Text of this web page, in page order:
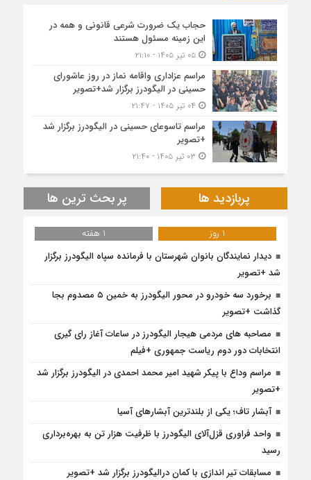
حجاب یک ضرورت شرعی قانونی و همه در
این زمینه مسئول هستند
۰۵ تیر ۱۴۰۵ - ۲۱:۱۰
مراسم عزاداری واقامه نماز در روز عاشورای
حسینی در الیگودرز برگزار شد+تصویر
مراسم تاسوعای حسینی در الیگودرز برگزار شد
+تصویر
پربازدید ها پر بحث ترین ها
1 روز
1 هفته
دیدار نمایندگان بانوان شهرستان با فرمانده سپاه الیگودرز برگزار
شد +تصویر
برخورد سه خودرو در محور الیگودرز به خمین ۵ مصدوم بجا
گذاشت +تصویر
مصاحبه های مردمی هیجار الیگودرز در ساعات آغاز رای گیری
انتخابات دور دوم ریاست جمهوری +فیلم
مراسم وداع با پیکر شهید امیر محمد احمدی در الیگودرز برگزار شد
+تصویر
آبشار تاف؛ یکی از بلندترین آبشارهای آسیا
واحد فراوری قزل‌آلای الیگودرز با ظرفیت هزار تن به بهره‌برداری
رسید
مسابقات تیر اندازی با کمان درالیگودرز برگزار شد +تصویر